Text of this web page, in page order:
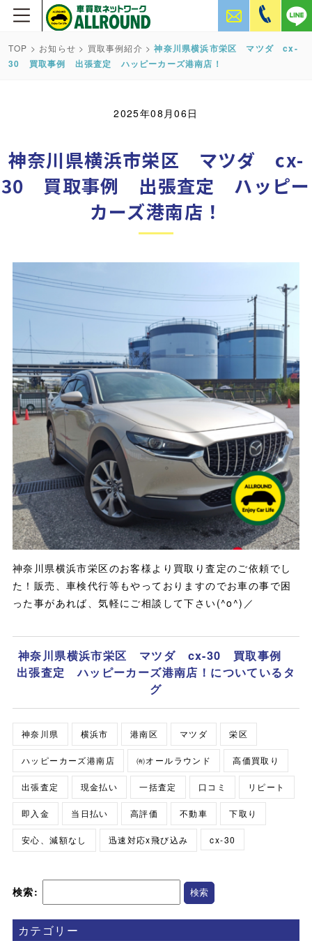
TOP > お知らせ > 買取事例紹介 >神奈川県横浜市栄区 マツダ cx-
30 買取事例 出張査定 ハッピーカーズ港南店！
2025年08月06日
神奈川県横浜市栄区 マツダ cx-
30 買取事例 出張査定 ハッピー
カーズ港南店！
神奈川県横浜市栄区のお客様より買取り査定のご依頼でし
た！販売、車検代行等もやっておりますのでお車の事で困
った事があれば、気軽にご相談して下さい(^o^)／
神奈川県横浜市栄区 マツダ cx-30 買取事例
出張査定 ハッピーカーズ港南店！についているタ
グ
神奈川県 横浜市 港南区 マツダ 栄区
ハッピーカーズ港南店 ㈲オールラウンド 高価買取り
出張査定 現金払い 一括査定 口コミ リピート
即入金 当日払い 高評価 不動車 下取り
安心、減額なし 迅速対応x飛び込み cx-30
検索:
カテゴリー